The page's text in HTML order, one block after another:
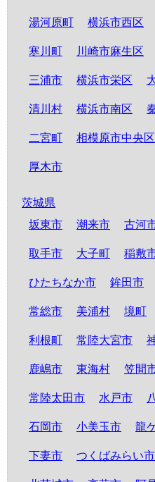
湯河原町 横浜市西区
寒川町 川崎市麻生区
三浦市 横浜市栄区
清川村 横浜市南区
二宮町 相模原市中央区
厚木市
茨城県
坂東市
潮来市 古河
取手市 大子町 稲敷
ひたちなか市 鉾田市
常総市 美浦村 境町
利根町 常陸大宮市
鹿嶋市 東海村 笠間
常陸太田市 水戸市
石岡市 小美玉市 龍
下妻市 つくばみらい市